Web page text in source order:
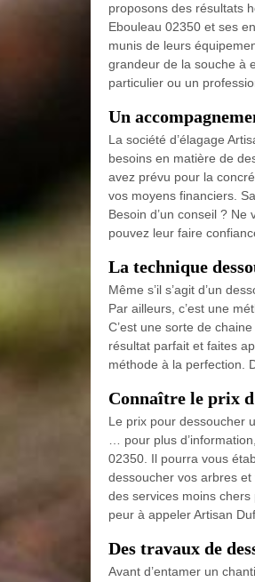
proposons des résultats
Ebouleau 02350 et ses
munis de leurs
grandeur de la souche à
particulier ou un
Un
La société d’élagage
besoins en matière de
avez prévu pour la
vos moyens financiers.
Besoin d’un conseil ?
pouvez leur faire
La technique
Même s’il s’agit d’un
Par ailleurs, c’est une
C’est une sorte de
résultat parfait et faites
méthode à la perfection.
Connaître le prix
Le prix pour dessoucher
… pour plus
02350. Il pourra vous
dessoucher vos arbres
des services moins
peur à appeler Artisan
Des travaux de
Avant d’entamer un